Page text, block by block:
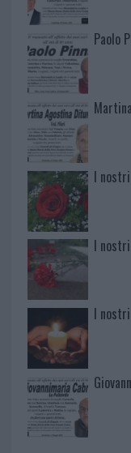
Paolo
I
I
I